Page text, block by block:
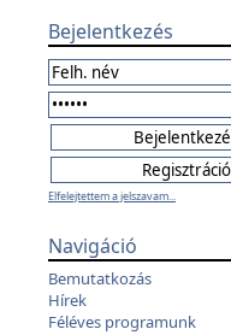
Bejelentkezés
Elfelejtettem a jelszavam...
Navigáció
Bemutatkozás
Hírek
Féléves programunk